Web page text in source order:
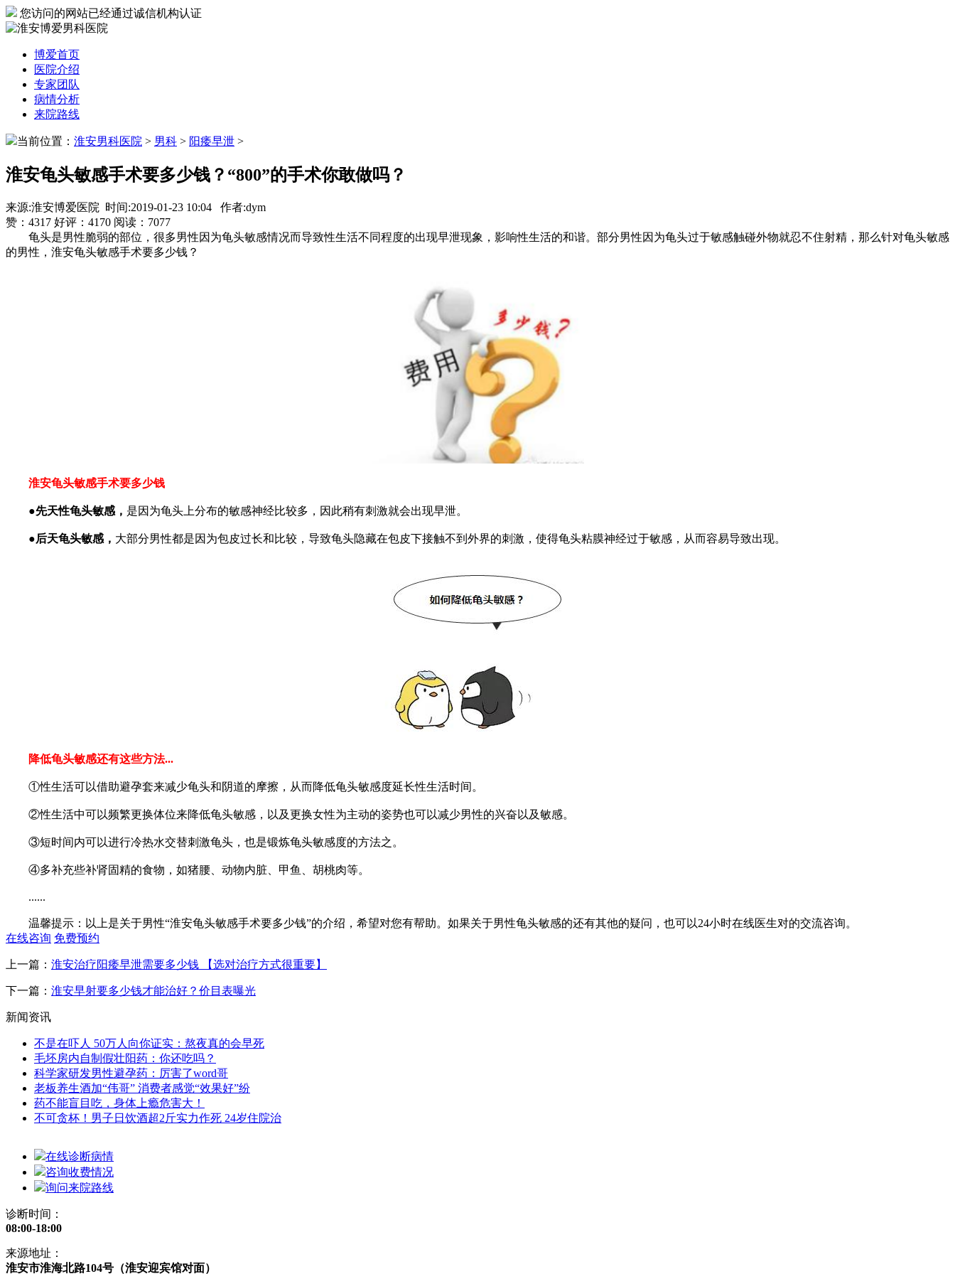
您访问的网站已经通过诚信机构认证
博爱首页
医院介绍
专家团队
病情分析
来院路线
当前位置： 淮安男科医院 > 男科 > 阳痿早泄 >
淮安龟头敏感手术要多少钱？“800”的手术你敢做吗？
来源:淮安博爱医院 时间:2019-01-23 10:04 作者:dym
赞： 4317 好评： 4170 阅读： 7077
龟头是男性脆弱的部位，很多男性因为龟头敏感情况而导致性生活不同程度的出现早泄现象，影响性生活的和谐。部分男性因为龟头过于敏感触碰外物就忍不住射精，那么针对龟头敏感
的男性，淮安龟头敏感手术要多少钱？
淮安龟头敏感手术要多少钱
●先天性龟头敏感， 是因为龟头上分布的敏感神经比较多，因此稍有刺激就会出现早泄。
●后天龟头敏感， 大部分男性都是因为包皮过长和比较，导致龟头隐藏在包皮下接触不到外界的刺激，使得龟头粘膜神经过于敏感，从而容易导致出现。
降低龟头敏感还有这些方法...
①性生活可以借助避孕套来减少龟头和阴道的摩擦，从而降低龟头敏感度延长性生活时间。
②性生活中可以频繁更换体位来降低龟头敏感，以及更换女性为主动的姿势也可以减少男性的兴奋以及敏感。
③短时间内可以进行冷热水交替刺激龟头，也是锻炼龟头敏感度的方法之。
④多补充些补肾固精的食物，如猪腰、动物内脏、甲鱼、胡桃肉等。
......
温馨提示：以上是关于男性“淮安龟头敏感手术要多少钱”的介绍，希望对您有帮助。如果关于男性龟头敏感的还有其他的疑问，也可以24小时在线医生对的交流咨询。
在线咨询 免费预约
上一篇： 淮安治疗阳痿早泄需要多少钱 【选对治疗方式很重要】
下一篇： 淮安早射要多少钱才能治好？价目表曝光
新闻资讯
不是在吓人 50万人向你证实：熬夜真的会早死
毛坯房内自制假壮阳药：你还吃吗？
科学家研发男性避孕药：厉害了word哥
老板养生酒加“伟哥” 消费者感觉“效果好”纷
药不能盲目吃，身体上瘾危害大！
不可贪杯！男子日饮酒超2斤实力作死 24岁住院治
在线诊断病情
咨询收费情况
询问来院路线
诊断时间：
08:00-18:00
来源地址：
淮安市淮海北路104号（淮安迎宾馆对面）